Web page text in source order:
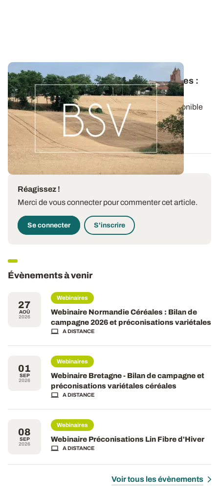
Bulletin de santé du Végétal - Midi-Pyrénées :
Grandes cultures
Aujourd'hui, le BSV Grandes cultures n°35 est disponible
pour la zone MIDI-PYRENEES.
06 AOÛT 2026
Réagissez !
Merci de vous connecter pour commenter cet article.
Se connecter S'inscrire
Évènements à venir
27
AOÛ
2026
Webinaires
Webinaire Normandie Céréales : Bilan de
campagne 2026 et préconisations variétales
A DISTANCE
01
SEP
2026
Webinaires
Webinaire Bretagne - Bilan de campagne et
préconisations variétales céréales
A DISTANCE
08
SEP
2026
Webinaires
Webinaire Préconisations Lin Fibre d'Hiver
A DISTANCE
Voir tous les évènements